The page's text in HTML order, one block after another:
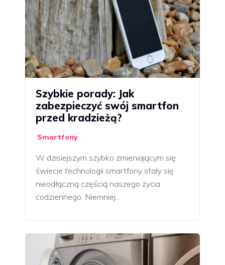
Szybkie porady: Jak
zabezpieczyć swój smartfon
przed kradzieżą?
Smartfony
W dzisiejszym szybko zmieniającym się
świecie technologii smartfony stały się
nieodłączną częścią naszego życia
codziennego. Niemniej…